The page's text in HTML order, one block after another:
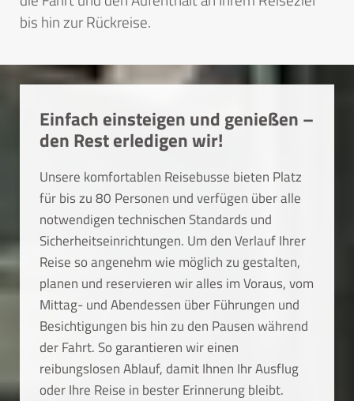
bis hin zur Rückreise.
Einfach einsteigen und genießen –
den Rest erledigen wir!
Unsere komfortablen Reisebusse bieten Platz
für bis zu 80 Personen und verfügen über alle
notwendigen technischen Standards und
Sicherheitseinrichtungen. Um den Verlauf Ihrer
Reise so angenehm wie möglich zu gestalten,
planen und reservieren wir alles im Voraus, vom
Mittag- und Abendessen über Führungen und
Besichtigungen bis hin zu den Pausen während
der Fahrt. So garantieren wir einen
reibungslosen Ablauf, damit Ihnen Ihr Ausflug
oder Ihre Reise in bester Erinnerung bleibt.